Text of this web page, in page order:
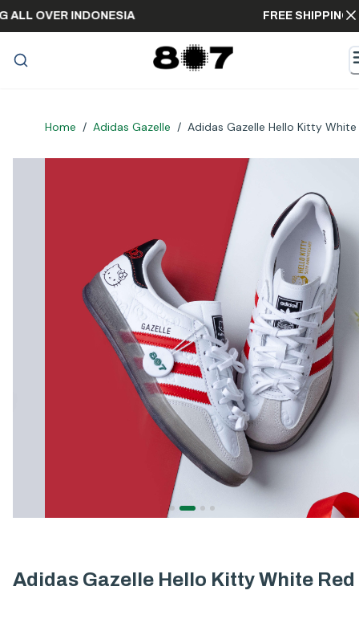
ALL OVER INDONESIA FREE
Home / Adidas Gazelle / Adidas Gazelle Hello Kitty White
Adidas Gazelle Hello Kitty White Red